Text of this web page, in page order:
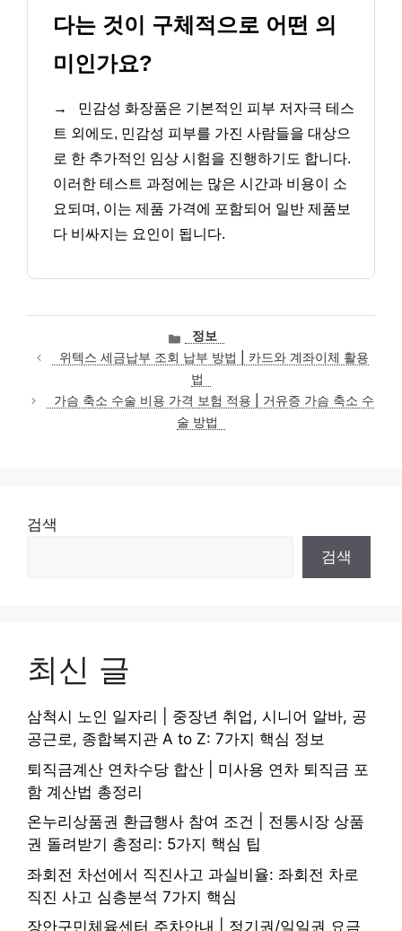
다는 것이 구체적으로 어떤 의
미인가요?
→
민감성 화장품은 기본적인 피부 저자극 테스
트 외에도, 민감성 피부를 가진 사람들을 대상으
로 한 추가적인 임상 시험을 진행하기도 합니다.
이러한 테스트 과정에는 많은 시간과 비용이 소
요되며, 이는 제품 가격에 포함되어 일반 제품보
다 비싸지는 요인이 됩니다.
카
테
고
리
정보
위텍스 세금납부 조회 납부 방법 | 카드와 계좌이체 활용
법
가슴 축소 수술 비용 가격 보험 적용 | 거유증 가슴 축소 수
술 방법
검색
검색
최신 글
삼척시 노인 일자리 | 중장년 취업, 시니어 알바, 공
공근로, 종합복지관 A to Z: 7가지 핵심 정보
퇴직금계산 연차수당 합산 | 미사용 연차 퇴직금 포
함 계산법 총정리
온누리상품권 환급행사 참여 조건 | 전통시장 상품
권 돌려받기 총정리: 5가지 핵심 팁
좌회전 차선에서 직진사고 과실비율: 좌회전 차로
직진 사고 심층분석 7가지 핵심
장안구민체육센터 주차안내 | 정기권/일일권 요금